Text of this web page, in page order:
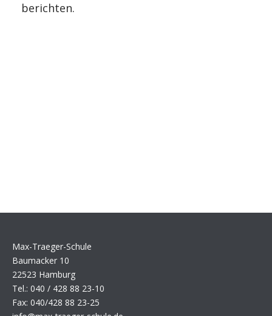
berichten.
Max-Traeger-Schule
Baumacker 10
22523 Hamburg
Tel.: 040 / 428 88 23-10
Fax: 040/428 88 23-25